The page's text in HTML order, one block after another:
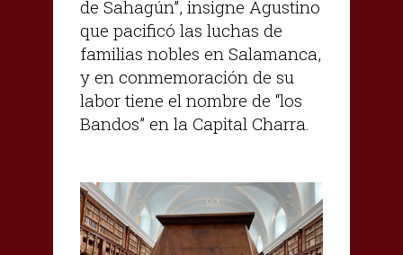
de Sahagún”, insigne Agustino
que pacificó las luchas de
familias nobles en Salamanca,
y en conmemoración de su
labor tiene el nombre de “los
Bandos” en la Capital Charra.